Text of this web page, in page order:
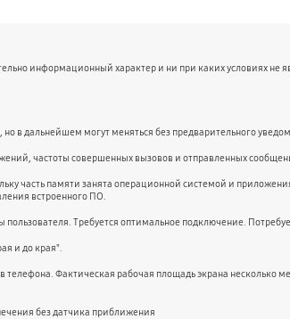
информационный характер и ни при каких условиях не
в дальнейшем могут меняться без предварительного
частоты совершенных вызовов и отправленных
часть памяти занята операционной системой и
встроенного ПО.
Требуется оптимальное подключение.
и до края".
Фактическая рабочая площадь экрана несколько
без датчика приближения